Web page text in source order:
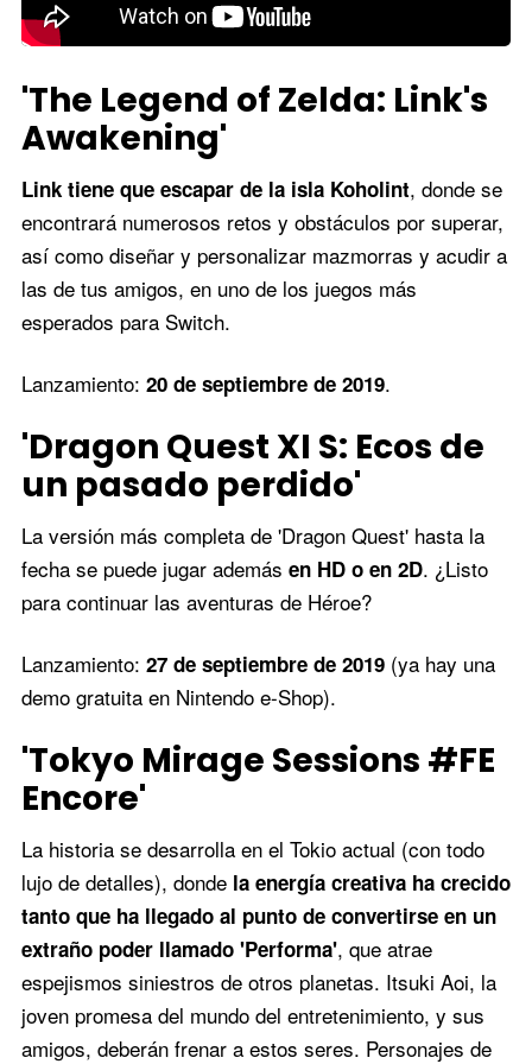
'The Legend of Zelda: Link's
Awakening'
Link tiene que escapar de la isla Koholint, donde se
encontrará numerosos retos y obstáculos por superar,
así como diseñar y personalizar mazmorras y acudir a
las de tus amigos, en uno de los juegos más
esperados para Switch.
Lanzamiento: 20 de septiembre de 2019.
'Dragon Quest XI S: Ecos de
un pasado perdido'
La versión más completa de 'Dragon Quest' hasta la
fecha se puede jugar además en HD o en 2D. ¿Listo
para continuar las aventuras de Héroe?
Lanzamiento: 27 de septiembre de 2019(ya hay una
demo gratuita en Nintendo e-Shop).
'Tokyo Mirage Sessions #FE
Encore'
La historia se desarrolla en el Tokio actual (con todo
lujo de detalles), donde la energía creativa ha crecido
tanto que ha llegado al punto de convertirse en un
extraño poder llamado 'Performa', que atrae
espejismos siniestros de otros planetas. Itsuki Aoi, la
joven promesa del mundo del entretenimiento, y sus
amigos, deberán frenar a estos seres. Personajes de